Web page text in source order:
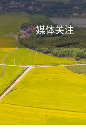
媒体关注